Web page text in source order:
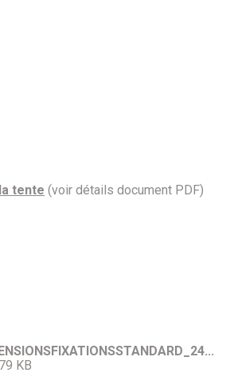
tente (voir détails document PDF)
KB